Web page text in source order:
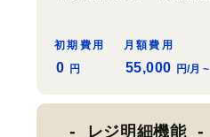
初期費用
0 円
月額費用
55,000 円/月 ~
レジ明細機能